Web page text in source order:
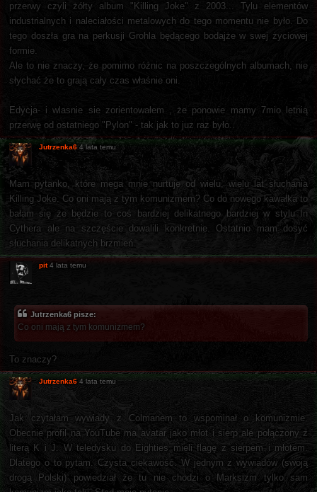
przerwy czyli żółty album "Killing Joke" z 2003... Tylu elementów
industrialnych i naleciałości metalowych do tego momentu nie było. Do
tego doszła gra na perkusji Grohla będącego bodajże w swej życiowej
formie.
Ale to nie znaczy, że pomimo różnic na poszczególnych albumach, nie
słychać że to grają cały czas właśnie oni.
Edycja- i wlasnie sie zorientowałem , że ponowie mamy 7mio letnią
przerwę od ostatniego "Pylon" - tak jak to juz raz było..
Jutrzenka6 4 lata temu
Mam pytanko, które mega mnie nurtuje od wielu, wielu lat słuchania
Killing Joke. Co oni mają z tym komunizmem? Co do nowego kawałka to
bałam się że będzie to coś bardziej delikatnego bardziej w stylu In
Cythera ale na szczęście dowalili konkretnie. Ostatnio mam dosyć
słuchania delikatnych brzmień.
pit 4 lata temu
Jutrzenka6 pisze:
Co oni mają z tym komunizmem?
To znaczy?
Jutrzenka6 4 lata temu
Jak czytałam wywiady z Colmanem to wspominał o komunizmie.
Obecnie profil na YouTube ma avatar jako młot i sierp ale połączony z
literą K i J. W teledysku do Eighties mieli flagę z sierpem i młotem.
Dlatego o to pytam. Czysta ciekawość. W jednym z wywiadów (swoją
drogą Polski) powiedział że tu nie chodzi o Marksizm tylko sam